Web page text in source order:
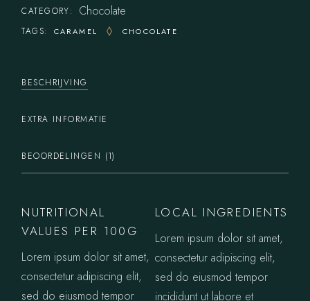
CATEGORY: Chocolate
TAGS: CARAMEL CHOCOLATE
BESCHRIJVING
EXTRA INFORMATIE
BEOORDELINGEN (1)
NUTRITIONAL
VALUES PER 100G
Lorem ipsum dolor sit amet,
consectetur adipiscing elit,
sed do eiusmod tempor
LOCAL INGREDIENTS
Lorem ipsum dolor sit amet,
consectetur adipiscing elit,
sed do eiusmod tempor
incididunt ut labore et